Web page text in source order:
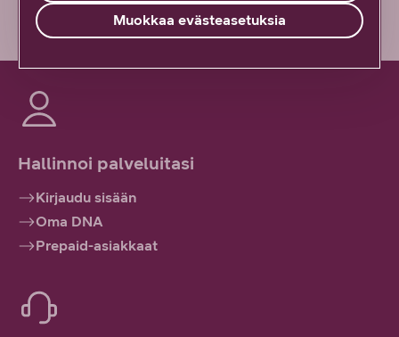
Hallinnoi palveluitasi
Kirjaudu sisään
Oma DNA
Prepaid-asiakkaat
Muokkaa evästeasetuksia